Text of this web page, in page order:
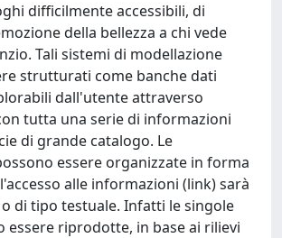
difficilmente accessibili, di
della bellezza a chi vede
Tali sistemi di modellazione
strutturati come banche dati
dall'utente attraverso
tutta una serie di informazioni
di grande catalogo. Le
essere organizzate in forma
alle informazioni (link) sarà
di tipo testuale. Infatti le singole
essere riprodotte, in base ai rilievi